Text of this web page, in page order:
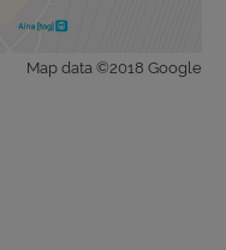
Map data ©2018 Google